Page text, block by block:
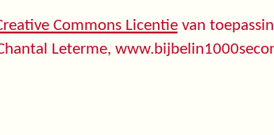
Commons Licentievan
Leterme,